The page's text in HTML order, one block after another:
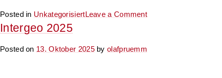
Posted in UnkategorisiertLeave a Commenton
Intergeo 2025
Posted on 13. Oktober 2025byolafpruemm